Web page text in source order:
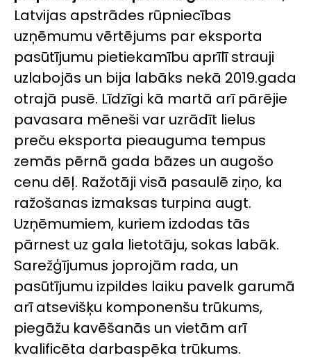
Latvijas apstrādes rūpniecības
uzņēmumu vērtējums par eksporta
pasūtījumu pietiekamību aprīlī strauji
uzlabojās un bija labāks nekā 2019.gada
otrajā pusē. Līdzīgi kā martā arī pārējie
pavasara mēneši var uzrādīt lielus
preču eksporta pieauguma tempus
zemās pērnā gada bāzes un augošo
cenu dēļ. Ražotāji visā pasaulē ziņo, ka
ražošanas izmaksas turpina augt.
Uzņēmumiem, kuriem izdodas tās
pārnest uz gala lietotāju, sokas labāk.
Sarežģījumus joprojām rada, un
pasūtījumu izpildes laiku pavelk garumā
arī atsevišķu komponenšu trūkums,
piegāžu kavēšanās un vietām arī
kvalificēta darbaspēka trūkums.